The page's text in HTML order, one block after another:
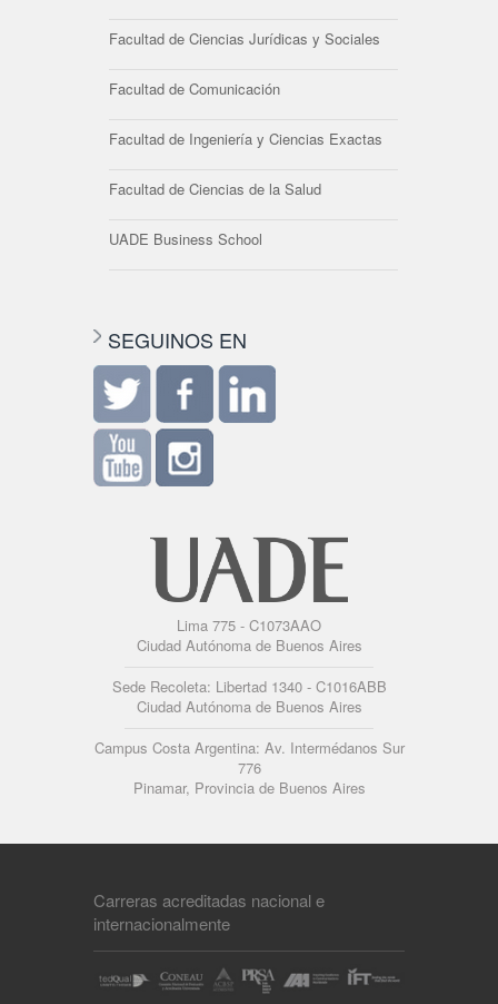
Facultad de Ciencias Jurídicas y Sociales
Facultad de Comunicación
Facultad de Ingeniería y Ciencias Exactas
Facultad de Ciencias de la Salud
UADE Business School
SEGUINOS EN
Lima 775 - C1073AAO
Ciudad Autónoma de Buenos Aires
Sede Recoleta: Libertad 1340 - C1016ABB
Ciudad Autónoma de Buenos Aires
Campus Costa Argentina: Av. Intermédanos Sur
776
Pinamar, Provincia de Buenos Aires
Carreras acreditadas nacional e
internacionalmente